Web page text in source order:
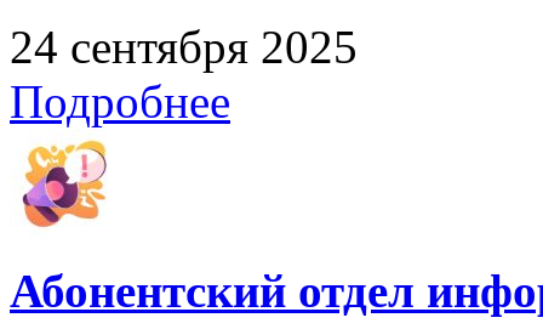
24 сентября 2025
Подробнее
Абонентский отдел